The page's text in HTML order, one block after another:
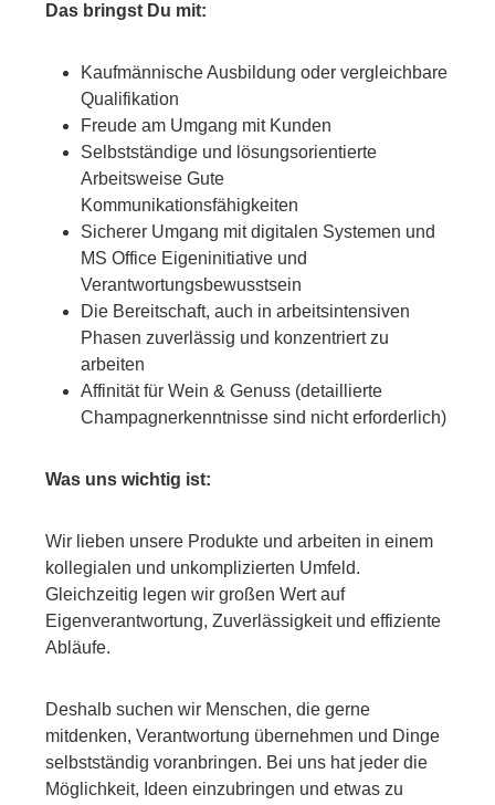
Das bringst Du mit:
Kaufmännische Ausbildung oder vergleichbare
Qualifikation
Freude am Umgang mit Kunden
Selbstständige und lösungsorientierte
Arbeitsweise Gute
Kommunikationsfähigkeiten
Sicherer Umgang mit digitalen Systemen und
MS Office Eigeninitiative und
Verantwortungsbewusstsein
Die Bereitschaft, auch in arbeitsintensiven
Phasen zuverlässig und konzentriert zu
arbeiten
Affinität für Wein & Genuss (detaillierte
Champagnerkenntnisse sind nicht erforderlich)
Was uns wichtig ist:
Wir lieben unsere Produkte und arbeiten in einem
kollegialen und unkomplizierten Umfeld.
Gleichzeitig legen wir großen Wert auf
Eigenverantwortung, Zuverlässigkeit und effiziente
Abläufe.
Deshalb suchen wir Menschen, die gerne
mitdenken, Verantwortung übernehmen und Dinge
selbstständig voranbringen. Bei uns hat jeder die
Möglichkeit, Ideen einzubringen und etwas zu